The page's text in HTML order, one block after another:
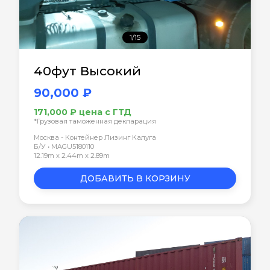
1/15
40фут Высокий
90,000 ₽
171,000 ₽ цена с ГТД
*Грузовая таможенная декларация
Москва - Контейнер Лизинг Калуга
Б/У • MAGU5180110
12.19m x 2.44m x 2.89m
ДОБАВИТЬ В КОРЗИНУ